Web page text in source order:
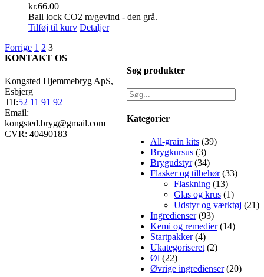
kr.66.00
Ball lock CO2 m/gevind - den grå.
Tilføj til kurv Detaljer
Forrige 1 2 3
Søg produkter
Kategorier
All-grain kits (39)
Brygkursus (3)
Brygudstyr (34)
Flasker og tilbehør (33)
Flaskning (13)
Glas og krus (1)
Udstyr og værktøj (21)
Ingredienser (93)
Kemi og remedier (14)
Startpakker (4)
Ukategoriseret (2)
Øl (22)
Øvrige ingredienser (20)
KONTAKT OS
Kongsted Hjemmebryg ApS,
Esbjerg
Tlf:52 11 91 92
Email:
kongsted.bryg@gmail.com
CVR: 40490183